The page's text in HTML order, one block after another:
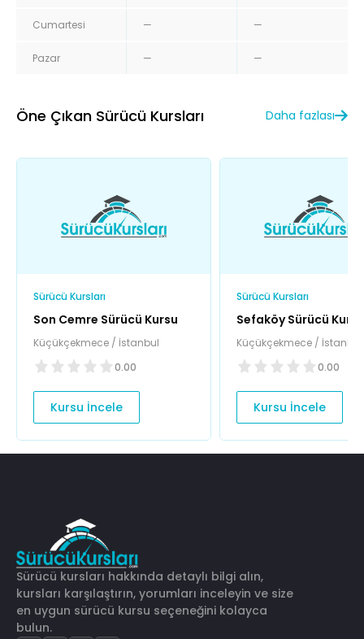
Cumartesi — —
Pazar — —
Öne Çıkan Sürücü Kursları Daha fazlası
Sürücü Kursları
Son Cemre Sürücü Kursu
Küçükçekmece / İstanbul
0.00
Kursu İncele
Sürücü Kursları
Sefaköy Sürücü Kursu
Küçükçekmece / İstanbul
0.00
Kursu İncele
Sürücü kursları hakkında detaylı bilgi alın,
kursları karşılaştırın, yorumları inceleyin ve size
en uygun sürücü kursu seçeneğini kolayca
bulun.